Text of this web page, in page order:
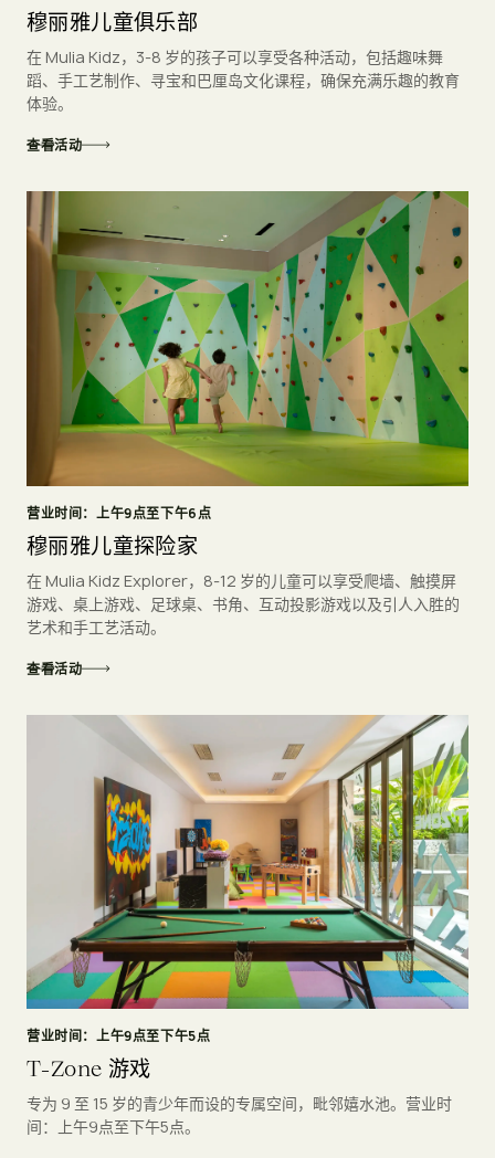
穆丽雅儿童俱乐部
在 Mulia Kidz，3-8 岁的孩子可以享受各种活动，包括趣味舞
蹈、手工艺制作、寻宝和巴厘岛文化课程，确保充满乐趣的教育
体验。
查看活动
营业时间：上午9点至下午6点
穆丽雅儿童探险家
在 Mulia Kidz Explorer，8-12 岁的儿童可以享受爬墙、触摸屏
游戏、桌上游戏、足球桌、书角、互动投影游戏以及引人入胜的
艺术和手工艺活动。
查看活动
营业时间：上午9点至下午5点
T-Zone 游戏
专为 9 至 15 岁的青少年而设的专属空间，毗邻嬉水池。营业时
间：上午9点至下午5点。